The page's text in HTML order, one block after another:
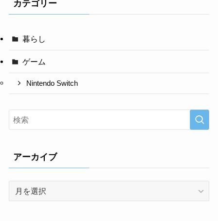
カテゴリー
暮らし
ゲーム
Nintendo Switch
アーカイブ